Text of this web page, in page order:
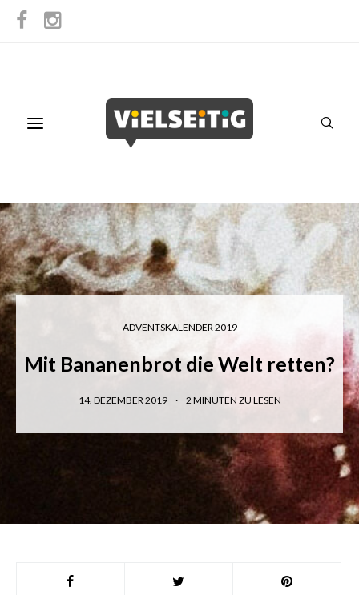
ADVENTSKALENDER 2019
Mit Bananenbrot die Welt retten?
14. DEZEMBER 2019 2 MINUTEN ZU LESEN